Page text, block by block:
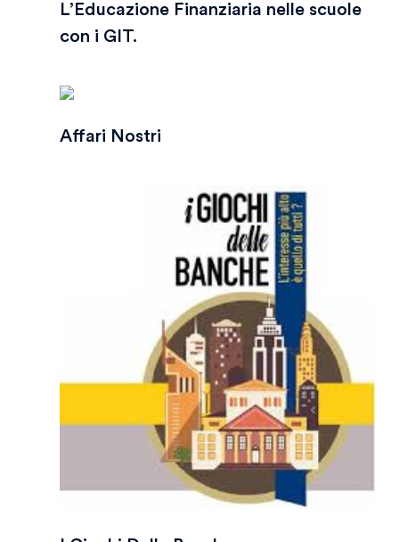
L’Educazione Finanziaria nelle scuole
con i GIT.
Affari Nostri